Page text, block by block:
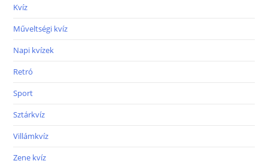
Kvíz
Műveltségi kvíz
Napi kvízek
Retró
Sport
Sztárkvíz
Villámkvíz
Zene kvíz